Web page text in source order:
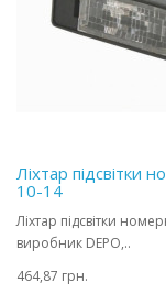
Ліхтар підсвітки
10-14
Ліхтар підсвітки
виробник DEPO,..
464,87 грн.